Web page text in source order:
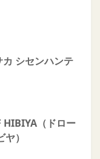
シセンハンテ
HIBIYA（ドロー
）